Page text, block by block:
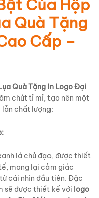
Của Hộp
Quà Tặng
Cấp –
Quà Tặng In Logo Đại
chút tỉ mỉ, tạo nên một
lẫn chất lượng:
lá chủ đạo, được thiết
mang lại cảm giác
cái nhìn đầu tiên. Đặc
sẽ được thiết kế với logo